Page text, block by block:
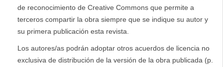
de reconocimiento de Creative Commons que permite a
terceros compartir la obra siempre que se indique su autor y
su primera publicación esta revista.
Los autores/as podrán adoptar otros acuerdos de licencia no
exclusiva de distribución de la versión de la obra publicada (p.